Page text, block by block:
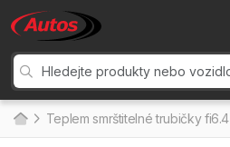
Teplem smrštitelné trubičky fi6.4